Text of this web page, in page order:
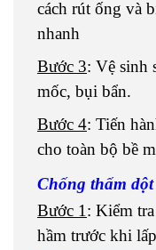
cách rút ống và
nhanh
Bước 3: Vệ sinh
mốc, bụi bẩn.
Bước 4: Tiến
cho toàn bộ bề
Chống thấm
Bước 1 : Kiểm
hầm trước khi